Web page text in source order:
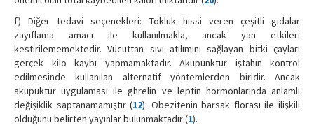
f) Diğer tedavi seçenekleri: Tokluk hissi veren çeşitli gıdalar
zayıflama amacı ile kullanılmakla, ancak yan etkileri
kestirilememektedir. Vücuttan sıvı atılımını sağlayan bitki çayları
gerçek kilo kaybı yapmamaktadır. Akupunktur iştahın kontrol
edilmesinde kullanılan alternatif yöntemlerden biridir. Ancak
akupuktur uygulaması ile ghrelin ve leptin hormonlarında anlamlı
değişiklik saptanamamıştır (12). Obezitenin barsak florası ile ilişkili
olduğunu belirten yayınlar bulunmaktadır (1).